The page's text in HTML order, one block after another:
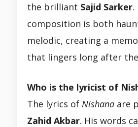
the brilliant Sajid Sarker.
composition is both
melodic, creating a
that lingers long after
Who is the lyricist of
The lyrics of Nishana are
Zahid Akbar. His words